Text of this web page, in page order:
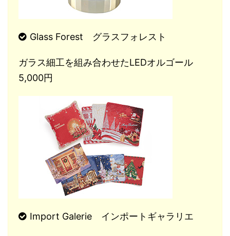
Glass Forest グラスフォレスト
ガラス細工を組み合わせたLEDオルゴール
5,000円
Import Galerie インポートギャラリエ